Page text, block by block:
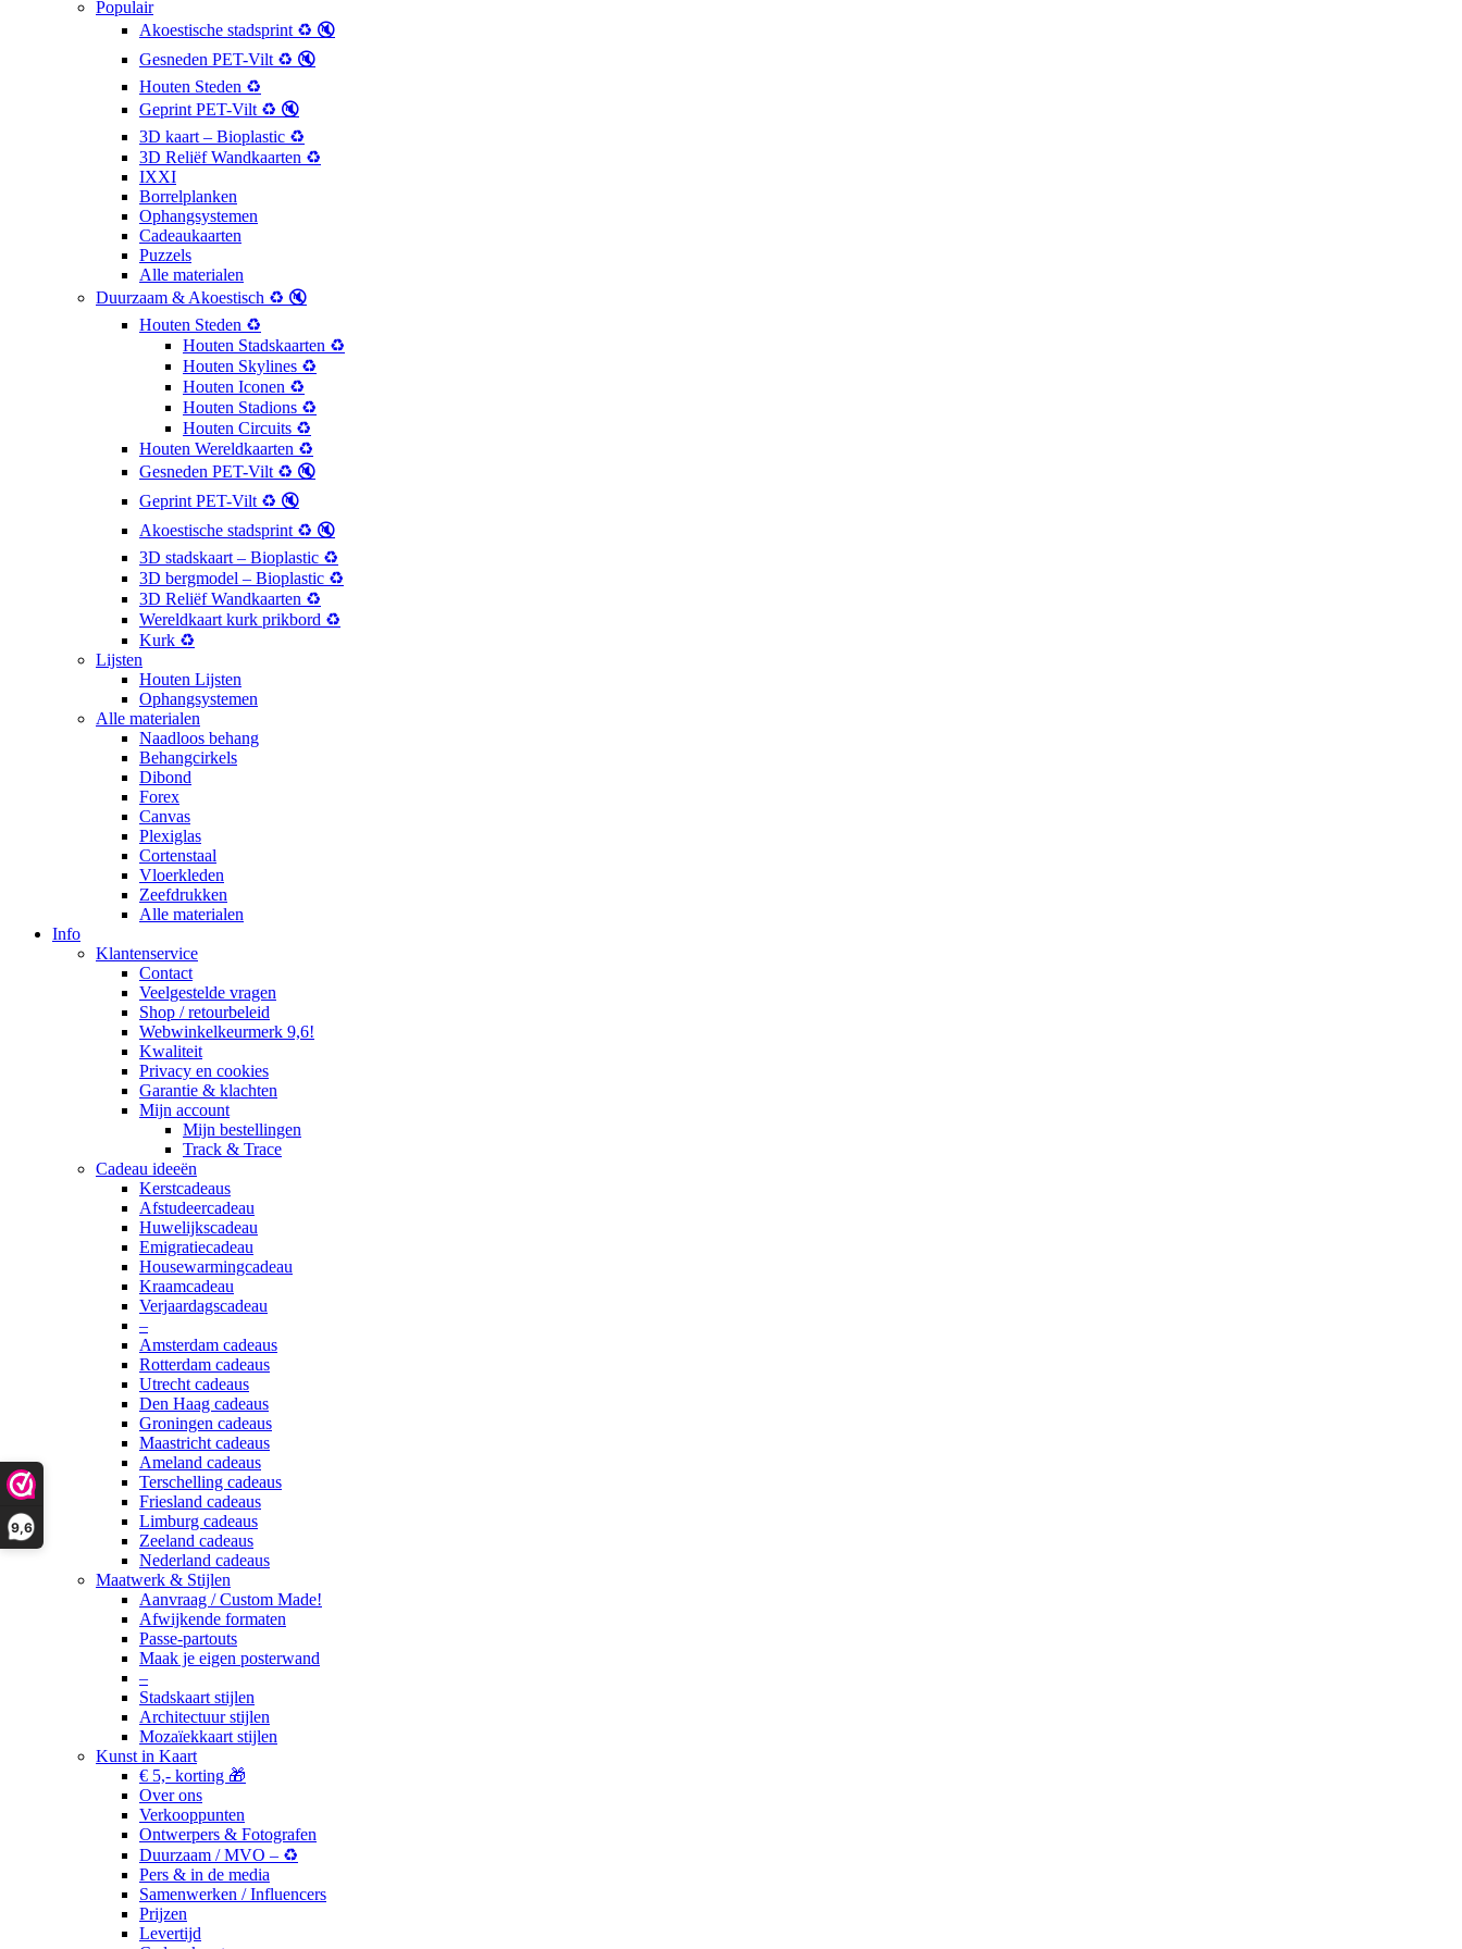
9,6
Populair
Akoestische stadsprint ♻️ 🔇
Gesneden PET-Vilt ♻️ 🔇
Houten Steden ♻️
Geprint PET-Vilt ♻️ 🔇
3D kaart – Bioplastic ♻️
3D Reliëf Wandkaarten ♻️
IXXI
Borrelplanken
Ophangsystemen
Cadeaukaarten
Puzzels
Alle materialen
Duurzaam & Akoestisch ♻️ 🔇
Houten Steden ♻️
Houten Stadskaarten ♻️
Houten Skylines ♻️
Houten Iconen ♻️
Houten Stadions ♻️
Houten Circuits ♻️
Houten Wereldkaarten ♻️
Gesneden PET-Vilt ♻️ 🔇
Geprint PET-Vilt ♻️ 🔇
Akoestische stadsprint ♻️ 🔇
3D stadskaart – Bioplastic ♻️
3D bergmodel – Bioplastic ♻️
3D Reliëf Wandkaarten ♻️
Wereldkaart kurk prikbord ♻️
Kurk ♻️
Lijsten
Houten Lijsten
Ophangsystemen
Alle materialen
Naadloos behang
Behangcirkels
Dibond
Forex
Canvas
Plexiglas
Cortenstaal
Vloerkleden
Zeefdrukken
Alle materialen
Info
Klantenservice
Contact
Veelgestelde vragen
Shop / retourbeleid
Webwinkelkeurmerk 9,6!
Kwaliteit
Privacy en cookies
Garantie & klachten
Mijn account
Mijn bestellingen
Track & Trace
Cadeau ideeën
Kerstcadeaus
Afstudeercadeau
Huwelijkscadeau
Emigratiecadeau
Housewarmingcadeau
Kraamcadeau
Verjaardagscadeau
–
Amsterdam cadeaus
Rotterdam cadeaus
Utrecht cadeaus
Den Haag cadeaus
Groningen cadeaus
Maastricht cadeaus
Ameland cadeaus
Terschelling cadeaus
Friesland cadeaus
Limburg cadeaus
Zeeland cadeaus
Nederland cadeaus
Maatwerk & Stijlen
Aanvraag / Custom Made!
Afwijkende formaten
Passe-partouts
Maak je eigen posterwand
–
Stadskaart stijlen
Architectuur stijlen
Mozaïekkaart stijlen
Kunst in Kaart
€ 5,- korting 🎁
Over ons
Verkooppunten
Ontwerpers & Fotografen
Duurzaam / MVO – ♻️
Pers & in de media
Samenwerken / Influencers
Prijzen
Levertijd